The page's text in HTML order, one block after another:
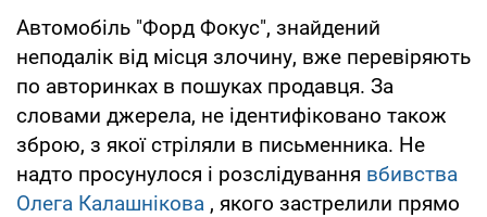
Автомобіль "Форд Фокус", знайдений
неподалік від місця злочину, вже перевіряють
по авторинках в пошуках продавця. За
словами джерела, не ідентифіковано також
зброю, з якої стріляли в письменника. Не
надто просунулося і розслідування вбивства
Олега Калашнікова , якого застрелили прямо